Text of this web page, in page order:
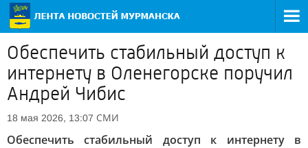
Обеспечить стабильный доступ к
интернету в Оленегорске поручил
Андрей Чибис
18 мая 2026, 13:07 СМИ
Обеспечить стабильный доступ к интернету в